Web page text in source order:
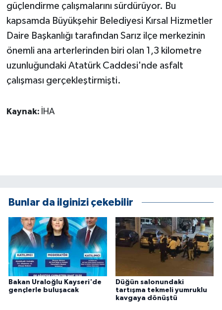
güçlendirme çalışmalarını sürdürüyor. Bu
kapsamda Büyükşehir Belediyesi Kırsal Hizmetler
Daire Başkanlığı tarafından Sarız ilçe merkezinin
önemli ana arterlerinden biri olan 1,3 kilometre
uzunluğundaki Atatürk Caddesi'nde asfalt
çalışması gerçekleştirmişti.
Kaynak: İHA
Bunlar da ilginizi çekebilir
Bakan Uraloğlu Kayseri'de
gençlerle buluşacak
Düğün salonundaki
tartışma tekmeli yumruklu
kavgaya dönüştü